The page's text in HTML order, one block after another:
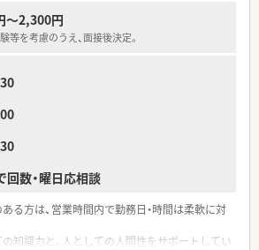
～2,300円
等を考慮のうえ、面接後決定。
数・曜日応相談
る方は、営業時間内で勤務日・時間は柔軟に対
知識力と、人としての人間性をサポートしてい